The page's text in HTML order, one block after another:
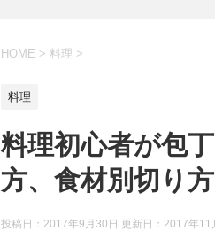
HOME > 料理 >
料理
料理初心者が包
方、食材別切り方
投稿日：2017年9月30日 更新日： 2017年11